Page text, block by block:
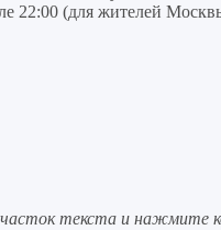
22:00 (для жителей
текста и нажмите